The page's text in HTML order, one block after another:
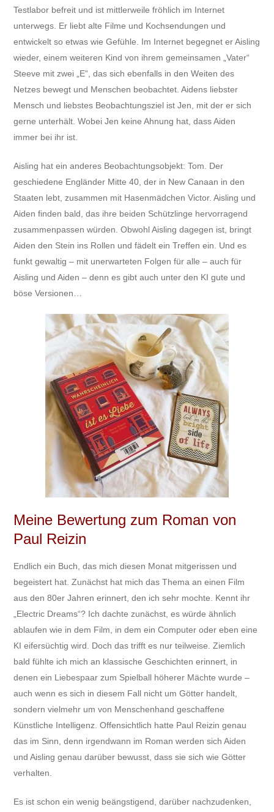
Testlabor befreit und ist mittlerweile fröhlich im Internet
unterwegs. Er liebt alte Filme und Kochsendungen und
entwickelt so etwas wie Gefühle. Im Internet begegnet er Aisling
wieder, einem weiteren Kind von ihrem gemeinsamen „Vater“
Steeve mit zwei „E“, das sich ebenfalls in den Weiten des
Netzes bewegt und Menschen beobachtet. Aidens liebster
Mensch und liebstes Beobachtungsziel ist Jen, mit der er sich
gerne unterhält. Wobei Jen keine Ahnung hat, dass Aiden
immer bei ihr ist.
Aisling hat ein anderes Beobachtungsobjekt: Tom. Der
geschiedene Engländer Mitte 40, der in New Canaan in den
Staaten lebt, zusammen mit Hasenmädchen Victor. Aisling und
Aiden finden bald, das ihre beiden Schützlinge hervorragend
zusammenpassen würden. Obwohl Aisling dagegen ist, bringt
Aiden den Stein ins Rollen und fädelt ein Treffen ein. Und es
funkt gewaltig – mit unerwarteten Folgen für alle – auch für
Aisling und Aiden – denn es gibt auch unter den KI gute und
böse Versionen…
Meine Bewertung zum Roman von
Paul Reizin
Endlich ein Buch, das mich diesen Monat mitgerissen und
begeistert hat. Zunächst hat mich das Thema an einen Film
aus den 80er Jahren erinnert, den ich sehr mochte. Kennt ihr
„Electric Dreams“? Ich dachte zunächst, es würde ähnlich
ablaufen wie in dem Film, in dem ein Computer oder eben eine
KI eifersüchtig wird. Doch das trifft es nur teilweise. Ziemlich
bald fühlte ich mich an klassische Geschichten erinnert, in
denen ein Liebespaar zum Spielball höherer Mächte wurde –
auch wenn es sich in diesem Fall nicht um Götter handelt,
sondern vielmehr um von Menschenhand geschaffene
Künstliche Intelligenz. Offensichtlich hatte Paul Reizin genau
das im Sinn, denn irgendwann im Roman werden sich Aiden
und Aisling genau darüber bewusst, dass sie sich wie Götter
verhalten.
Es ist schon ein wenig beängstigend, darüber nachzudenken,